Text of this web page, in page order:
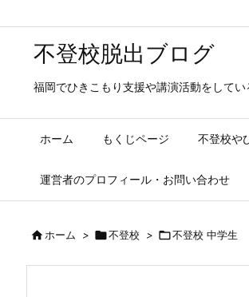
不登校脱出ブログ
福岡でひきこもり支援や講演活動をして
ホーム もくじページ 不登校や
運営者のプロフィール・お問い合わせ
ホーム > 不登校 > 不登校 中学生